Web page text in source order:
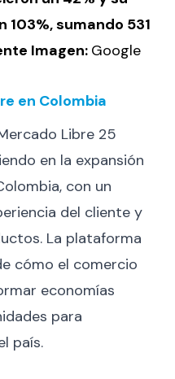
sumando 531
Imagen: Google
en Colombia
Libre 25
en la expansión
con un
del cliente y
La plataforma
cómo el comercio
economías
para
país.